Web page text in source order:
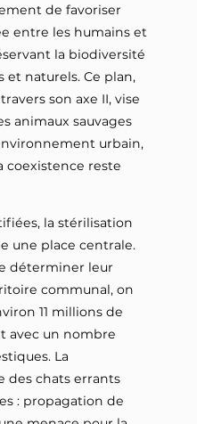
de favoriser
entre les humains et
la biodiversité
et naturels. Ce plan,
son axe II, vise
animaux sauvages
urbain,
coexistence reste
la stérilisation
une place centrale.
déterminer leur
communal, on
11 millions de
avec un nombre
La
des chats errants
: propagation de